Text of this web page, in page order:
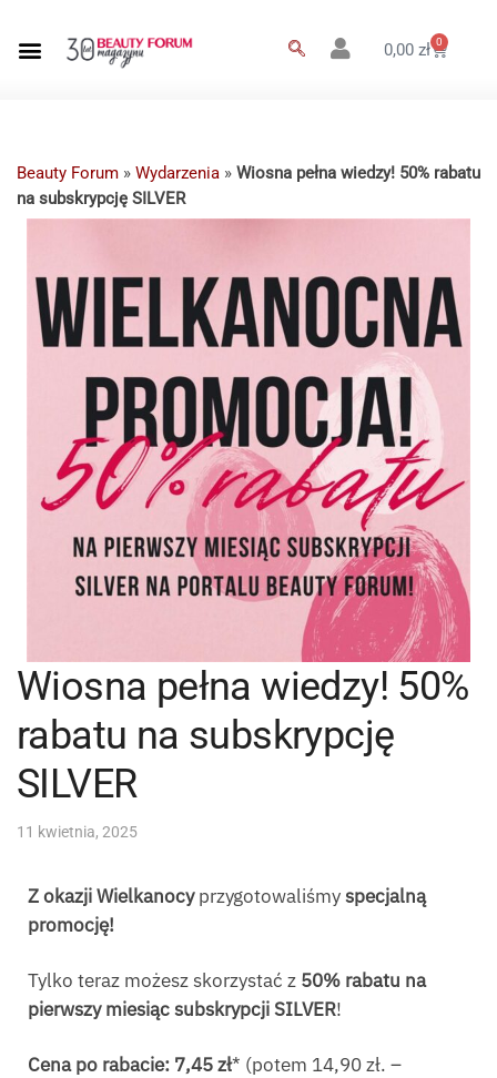
0,00zł 0
Beauty Forum » Wydarzenia » Wiosna pełna wiedzy! 50% rabatu
na subskrypcję SILVER
Wiosna pełna wiedzy! 50%
rabatu na subskrypcję
SILVER
11 kwietnia, 2025
Z okazji Wielkanocyprzygotowaliśmyspecjalną
promocję!
Tylko teraz możesz skorzystać z 50% rabatu na
pierwszy miesiąc subskrypcji SILVER!
Cena po rabacie: 7,45 zł* (potem 14,90 zł. –